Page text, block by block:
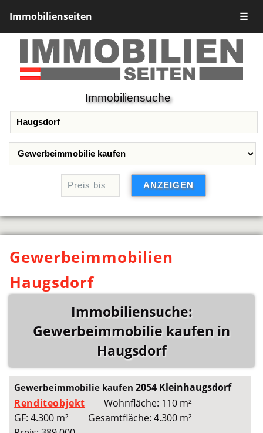
Immobilienseiten ☰
Immobiliensuche
Gewerbeimmobilien
Haugsdorf
Immobiliensuche:
Gewerbeimmobilie kaufen in
Haugsdorf
Gewerbeimmobilie kaufen2054 Kleinhaugsdorf
Renditeobjekt
Wohnfläche: 110 m²
GF: 4.300 m²
Gesamtfläche: 4.300 m²